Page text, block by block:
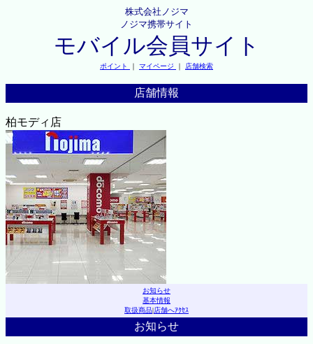
株式会社ノジマ
ノジマ携帯サイト
モバイル会員サイト
ポイント ｜ マイページ ｜ 店舗検索
店舗情報
柏モディ店
お知らせ
基本情報
取扱商品|店舗へｱｸｾｽ
お知らせ